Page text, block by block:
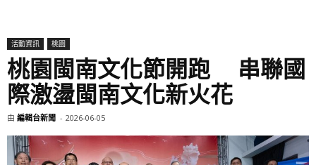
活動資訊 桃園
桃園閩南文化節開跑 串聯國
際激盪閩南文化新火花
由 編輯台新聞 - 2026-06-05